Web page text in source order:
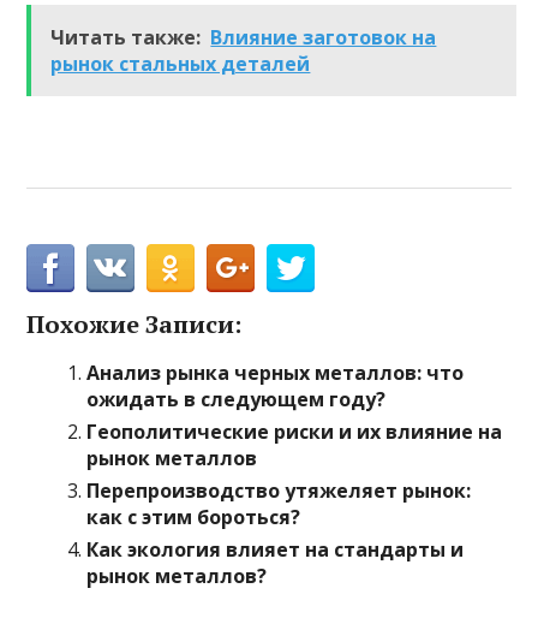
Читать также: Влияние заготовок на
рынок стальных деталей
Похожие Записи:
Анализ рынка черных металлов: что
ожидать в следующем году?
Геополитические риски и их влияние на
рынок металлов
Перепроизводство утяжеляет рынок:
как с этим бороться?
Как экология влияет на стандарты и
рынок металлов?